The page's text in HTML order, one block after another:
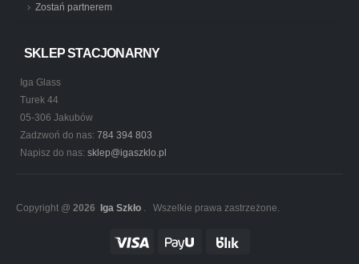
Zostań partnerem
SKLEP STACJONARNY
Iga Glass
Turek 44
05-306 Jakubów
Zadzwoń do nas: 784 394 803
Napisz do nas: sklep@igaszklo.pl
Copyright @ 2026 Iga Szkło . Wszelkie prawa zastrzeżone.